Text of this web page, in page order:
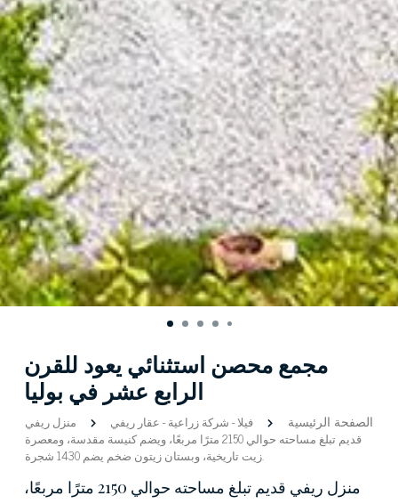
مجمع محصن استثنائي يعود للقرن
الرابع عشر في بوليا
الصفحة الرئيسية فيلا-شركة زراعية-عقار ريفي
منزل ريفي
قديم تبلغ مساحته حوالي 2150 مترًا مربعًا، ويضم كنيسة مقدسة، ومعصرة
زيت تاريخية، وبستان زيتون ضخم يضم 1430 شجرة.
منزل ريفي قديم تبلغ مساحته حوالي 2150 مترًا مربعًا،